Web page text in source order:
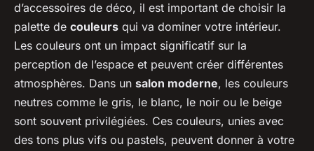
d’accessoires de déco, il est important de choisir la
palette de couleurs qui va dominer votre intérieur.
Les couleurs ont un impact significatif sur la
perception de l’espace et peuvent créer différentes
atmosphères. Dans un salon moderne, les couleurs
neutres comme le gris, le blanc, le noir ou le beige
sont souvent privilégiées. Ces couleurs, unies avec
des tons plus vifs ou pastels, peuvent donner à votre